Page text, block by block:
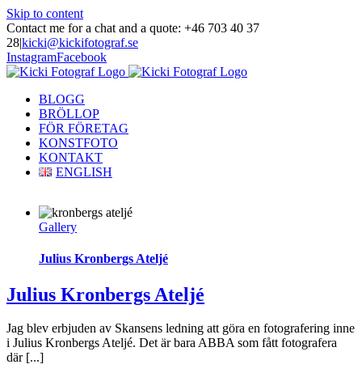
Skip to content
Contact me for a chat and a quote: +46 703 40 37
28|kicki@kickifotograf.se
InstagramFacebook
BLOGG
BRÖLLOP
FÖR FÖRETAG
KONSTFOTO
KONTAKT
ENGLISH
Gallery
Julius Kronbergs Ateljé
Julius Kronbergs Ateljé
Jag blev erbjuden av Skansens ledning att göra en fotografering inne
i Julius Kronbergs Ateljé. Det är bara ABBA som fått fotografera
där [...]